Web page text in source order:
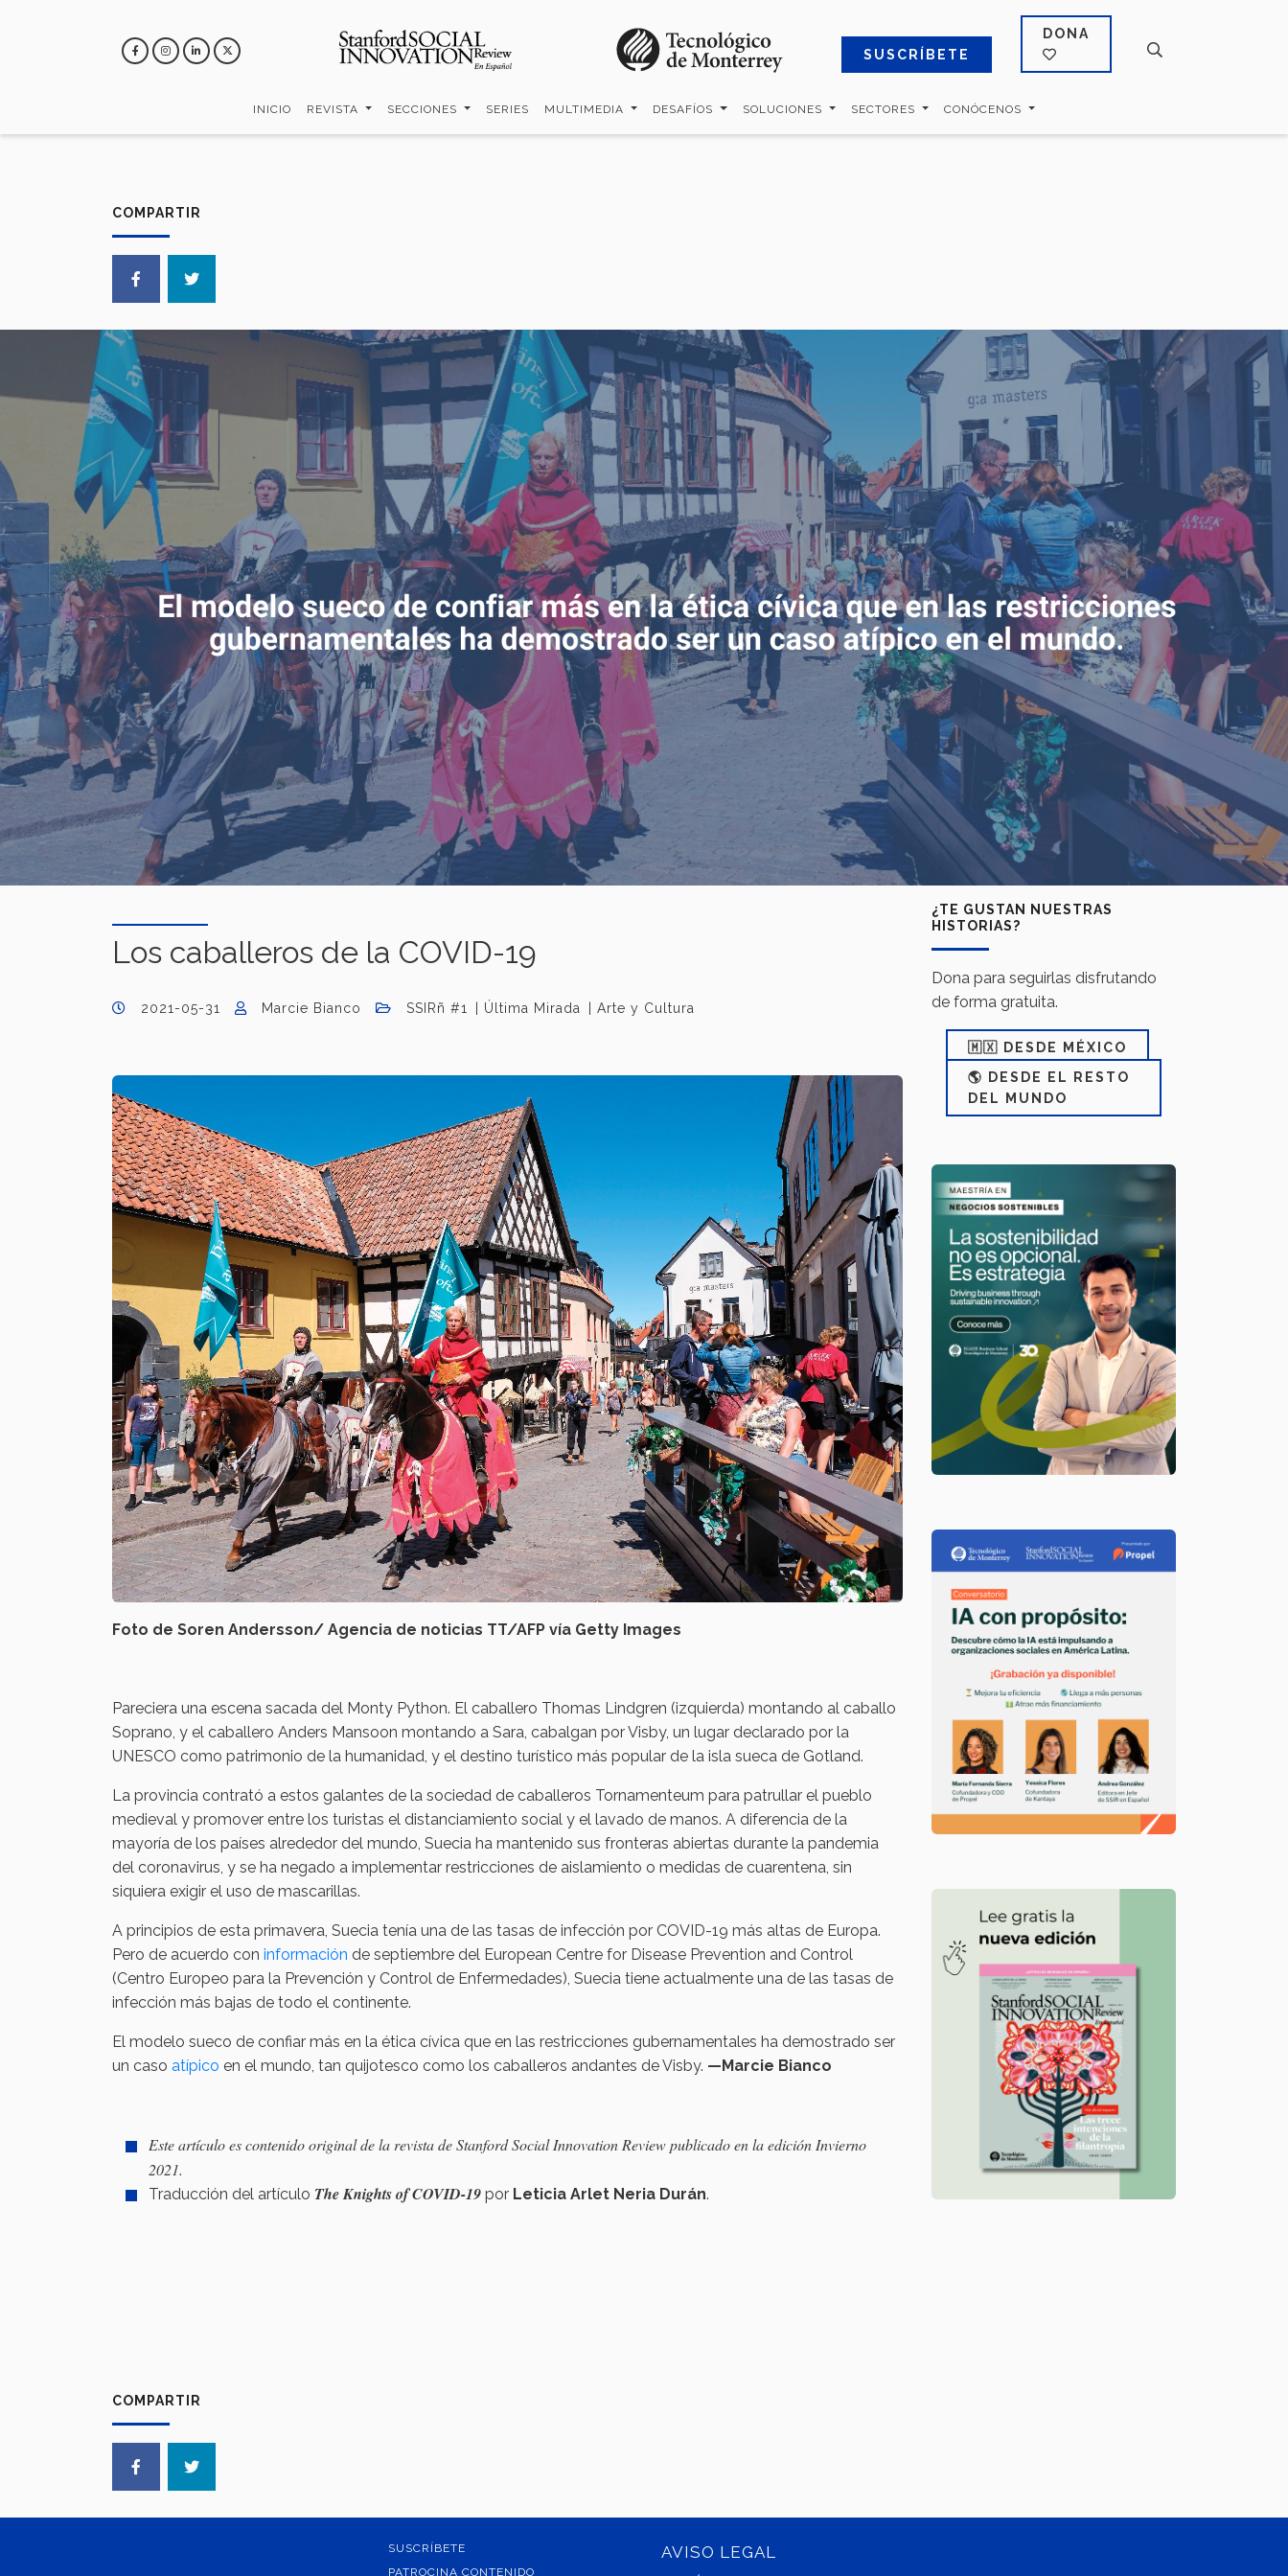
SUSCRÍBETE
DONA
INICIO REVISTA SECCIONES SERIES MULTIMEDIA DESAFÍOS SOLUCIONES SECTORES CONÓCENOS
COMPARTIR
Los caballeros de la COVID-19
2021-05-31 Marcie Bianco SSIRñ #1 Última Mirada Arte y Cultura
Foto de Soren Andersson/ Agencia de noticias TT/AFP vía Getty Images
Pareciera una escena sacada del Monty Python. El caballero Thomas Lindgren (izquierda) montando al caballo
Soprano, y el caballero Anders Mansoon montando a Sara, cabalgan por Visby, un lugar declarado por la
UNESCO como patrimonio de la humanidad, y el destino turístico más popular de la isla sueca de Gotland.
La provincia contrató a estos galantes de la sociedad de caballeros Tornamenteum para patrullar el pueblo
medieval y promover entre los turistas el distanciamiento social y el lavado de manos. A diferencia de la
mayoría de los países alrededor del mundo, Suecia ha mantenido sus fronteras abiertas durante la pandemia
del coronavirus, y se ha negado a implementar restricciones de aislamiento o medidas de cuarentena, sin
siquiera exigir el uso de mascarillas.
A principios de esta primavera, Suecia tenía una de las tasas de infección por COVID-19 más altas de Europa.
Pero de acuerdo con información de septiembre del European Centre for Disease Prevention and Control
(Centro Europeo para la Prevención y Control de Enfermedades), Suecia tiene actualmente una de las tasas de
infección más bajas de todo el continente.
El modelo sueco de confiar más en la ética cívica que en las restricciones gubernamentales ha demostrado ser
un caso atípico en el mundo, tan quijotesco como los caballeros andantes de Visby. —Marcie Bianco
Este artículo es contenido original de la revista de Stanford Social Innovation Review publicado en la edición Invierno
2021.
Traducción del artículo The Knights of COVID-19 por Leticia Arlet Neria Durán.
¿TE GUSTAN NUESTRAS
HISTORIAS?
Dona para seguirlas disfrutando
de forma gratuita.
🇲🇽 DESDE MÉXICO
🌎 DESDE EL RESTO
DEL MUNDO
COMPARTIR
SUSCRÍBETE
PATROCINA CONTENIDO
AVISO LEGAL